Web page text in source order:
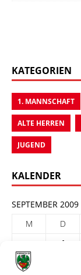
KATEGORIEN
1. MANNSCHAFT
ALTE HERREN
JUGEND
KALENDER
SEPTEMBER 2009
M
D
1
7